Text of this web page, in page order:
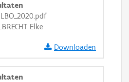
in grijswaarden
LBO_2020.pdf
Elke
Downloaden